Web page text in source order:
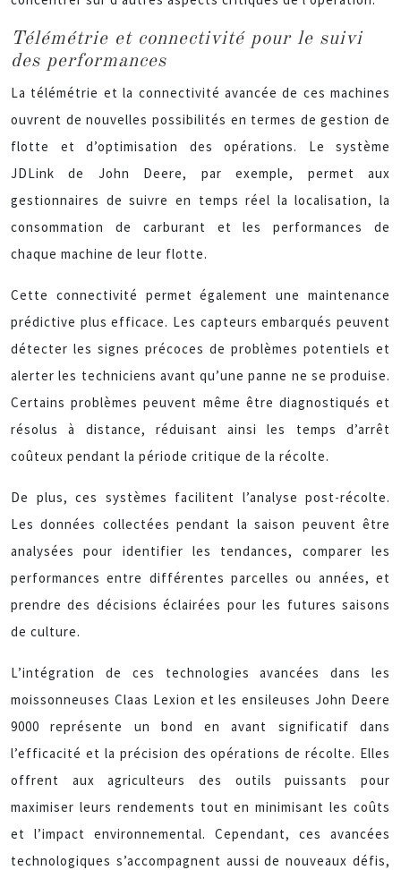
Télémétrie et connectivité pour le suivi
des performances
La télémétrie et la connectivité avancée de ces machines
ouvrent de nouvelles possibilités en termes de gestion de
flotte et d’optimisation des opérations. Le système
JDLink de John Deere, par exemple, permet aux
gestionnaires de suivre en temps réel la localisation, la
consommation de carburant et les performances de
chaque machine de leur flotte.
Cette connectivité permet également une maintenance
prédictive plus efficace. Les capteurs embarqués peuvent
détecter les signes précoces de problèmes potentiels et
alerter les techniciens avant qu’une panne ne se produise.
Certains problèmes peuvent même être diagnostiqués et
résolus à distance, réduisant ainsi les temps d’arrêt
coûteux pendant la période critique de la récolte.
De plus, ces systèmes facilitent l’analyse post-récolte.
Les données collectées pendant la saison peuvent être
analysées pour identifier les tendances, comparer les
performances entre différentes parcelles ou années, et
prendre des décisions éclairées pour les futures saisons
de culture.
L’intégration de ces technologies avancées dans les
moissonneuses Claas Lexion et les ensileuses John Deere
9000 représente un bond en avant significatif dans
l’efficacité et la précision des opérations de récolte. Elles
offrent aux agriculteurs des outils puissants pour
maximiser leurs rendements tout en minimisant les coûts
et l’impact environnemental. Cependant, ces avancées
technologiques s’accompagnent aussi de nouveaux défis,